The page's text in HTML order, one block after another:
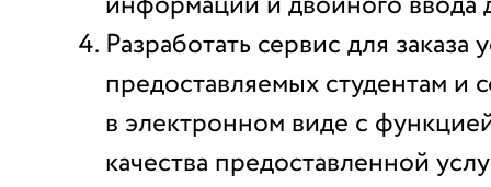
Разработать сервис для заказа
предоставляемых студентам и
в электронном виде с
качества предоставленной